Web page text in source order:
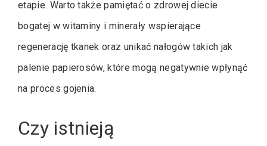
etapie. Warto także pamiętać o zdrowej diecie
bogatej w witaminy i minerały wspierające
regenerację tkanek oraz unikać nałogów takich jak
palenie papierosów, które mogą negatywnie wpłynąć
na proces gojenia.
Czy istnieją